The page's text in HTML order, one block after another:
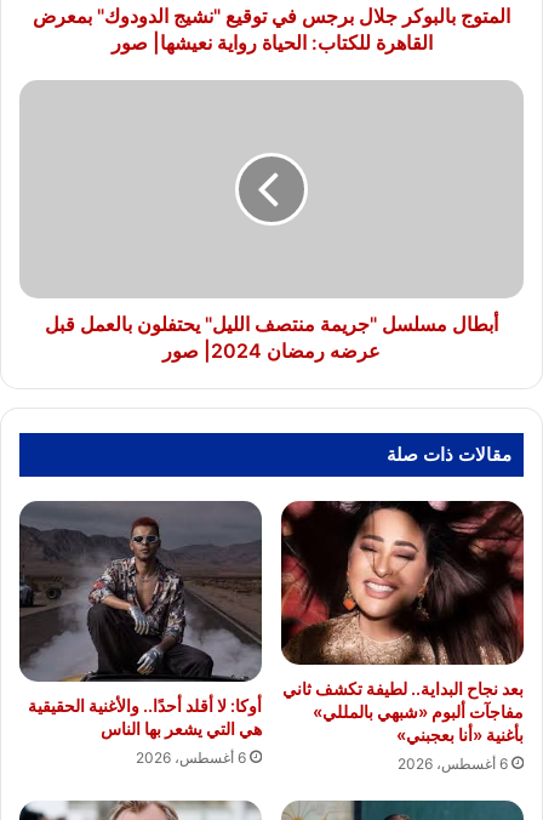
القاهرة
رواية
المتوج بالبوكر جلال برجس في توقيع "نشيج الدودوك" بمعرض
القاهرة للكتاب: الحياة رواية نعيشها| صور
أبطال
عرضه
رمضانأبطال مسلسل "جريمة منتصف الليل" يحتفلون بالعمل قبل
عرضه رمضان 2024| صور
مقالات ذات صلة
بعد نجاح البداية.. لطيفة تكشف ثاني
مفاجآت ألبوم «شبهي بالمللي»
بأغنية «أنا بعجبني»
6 أغسطس، 2026
أوكا: لا أقلد أحدًا.. والأغنية الحقيقية
هي التي يشعر بها الناس
6 أغسطس، 2026